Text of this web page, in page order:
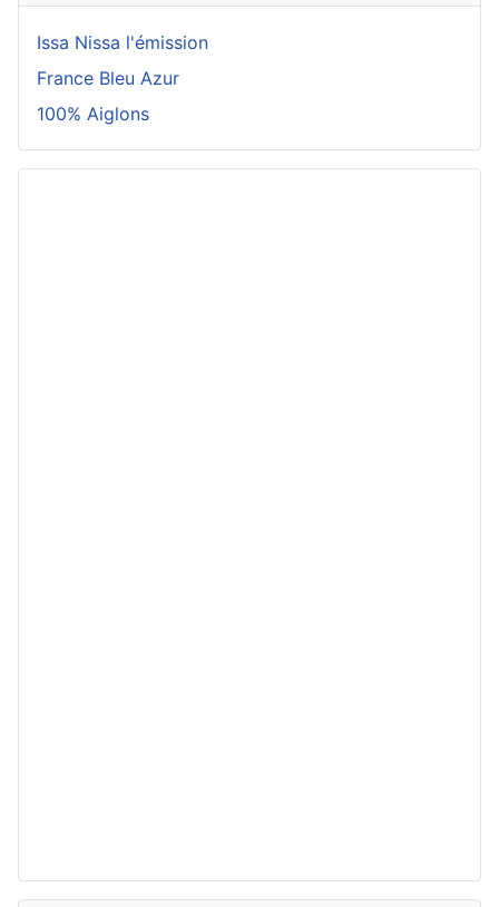
Issa Nissa l'émission
France Bleu Azur
100% Aiglons